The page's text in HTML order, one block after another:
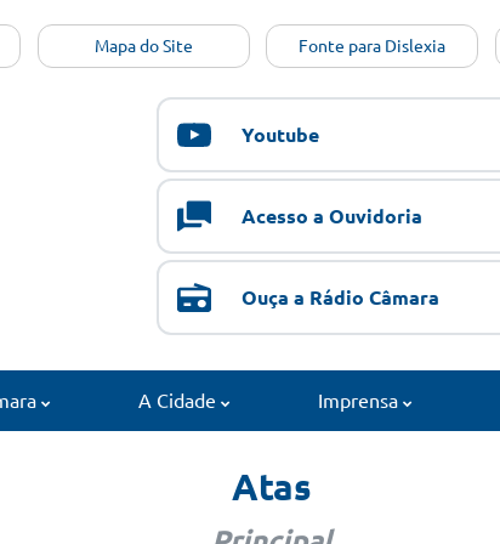
Mapa do Site Fonte para Dislexia
Youtube
Acesso a Ouvidoria
Ouça a Rádio Câmara
A Cidade Imprensa
Atas